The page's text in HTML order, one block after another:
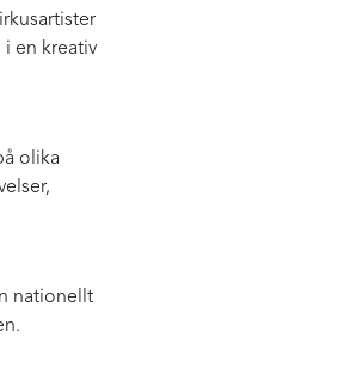
en kreativ
olika
nationellt